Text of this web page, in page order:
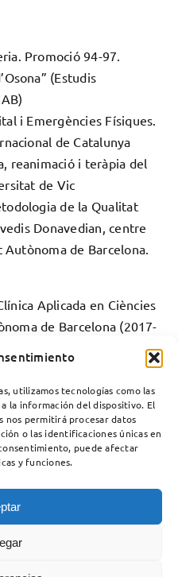
utilizamos tecnologías como las
la información del dispositivo. El
nos permitirá procesar datos
o las identificaciones únicas en
puede afectar
y funciones.
Promoció 94-97.
(Estudis
i Emergències Físiques.
de Catalunya
reanimació i teràpia del
de Vic
de la Qualitat
Donavedian, centre
de Barcelona.
Aplicada en Ciències
de Barcelona (2017-
Neuromusculars
i Sant Pau
90